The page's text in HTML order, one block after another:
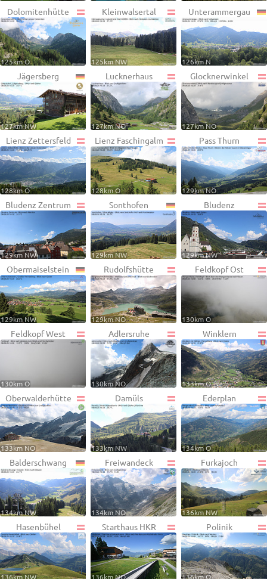
Dolomitenhütte
125km O
Kleinwalsertal
125km NW
Unterammergau
126km N
Jägersberg
127km NW
Lucknerhaus
127km NO
Glocknerwinkel
127km NO
Lienz Zettersfeld
128km O
Lienz Faschingalm
128km O
Pass Thurn
129km NO
Bludenz Zentrum
129km NW
Sonthofen
129km NW
Bludenz
129km NW
Obermaiselstein
129km NW
Rudolfshütte
129km NO
Feldkopf Ost
130km O
Feldkopf West
130km O
Adlersruhe
130km NO
Winklern
133km O
Oberwalderhütte
133km NO
Damüls
133km NW
Ederplan
134km O
Balderschwang
134km NW
Freiwandeck
134km NO
Furkajoch
136km NW
Hasenbühel
136km NW
Starthaus HKR
136km NO
Polinik
136km O